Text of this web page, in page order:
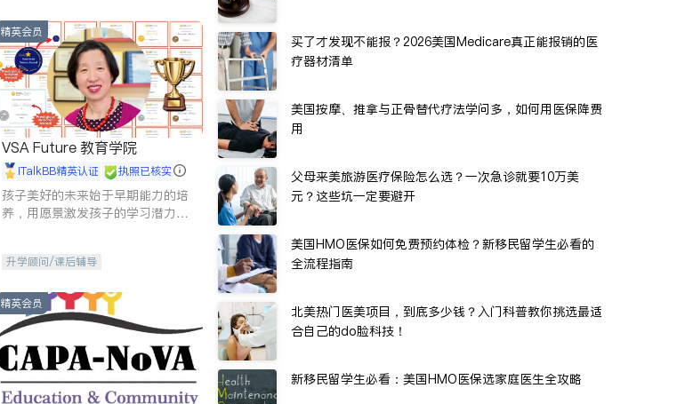
精英会员
VSA Future 教育学院
iTalkBB精英认证 执照已核实
孩子美好的未来始于早期能力的培
养，用愿景激发孩子的学习潜力和
升学顾问/课后辅导
精英会员
买了才发现不能报？2026美国Medicare真正能报销的医
疗器材清单
美国按摩、推拿与正骨替代疗法学问多，如何用医保降费
用
父母来美旅游医疗保险怎么选？一次急诊就要10万美
元？这些坑一定要避开
美国HMO医保如何免费预约体检？新移民留学生必看的
全流程指南
北美热门医美项目，到底多少钱？入门科普教你挑选最适
合自己的do脸科技！
新移民留学生必看：美国HMO医保选家庭医生全攻略